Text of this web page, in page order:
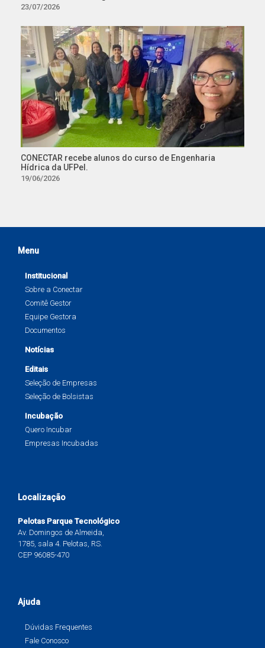
23/07/2026
CONECTAR recebe alunos do curso de Engenharia
Hídrica da UFPel.
19/06/2026
Menu
Institucional
Sobre a Conectar
Comitê Gestor
Equipe Gestora
Documentos
Notícias
Editais
Seleção de Empresas
Seleção de Bolsistas
Incubação
Quero Incubar
Empresas Incubadas
Localização
Pelotas Parque Tecnológico
Av. Domingos de Almeida,
1785, sala 4. Pelotas, RS.
CEP 96085-470
Ajuda
Dúvidas Frequentes
Fale Conosco